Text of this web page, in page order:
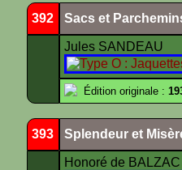
392 Sacs et
Jules SANDEAU
Édition originale :
393 Splendeur et
Honoré de BALZAC